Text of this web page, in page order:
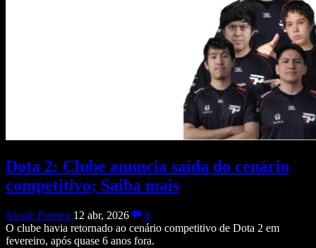
Dota 2: Clube anuncia saída do cenário
competitivo; Saiba mais
Nicole Pereira 12 abr, 2026
0
O clube havia retornado ao cenário competitivo de Dota 2 em
fevereiro, após quase 6 anos fora.